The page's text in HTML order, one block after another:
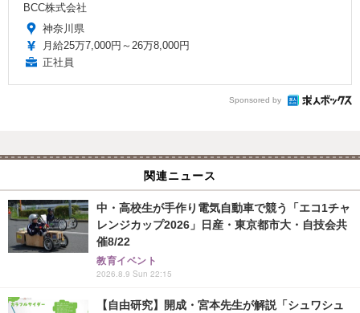
BCC株式会社
神奈川県
月給25万7,000円～26万8,000円
正社員
Sponsored by
関連ニュース
中・高校生が手作り電気自動車で競う「エコ1チャ
レンジカップ2026」日産・東京都市大・自技会共
催8/22
教育イベント
2026.8.9 Sun 22:15
【自由研究】開成・宮本先生が解説「シュワシュ